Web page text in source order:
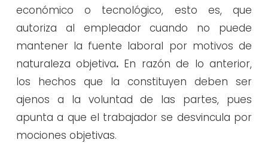
económico o tecnológico, esto es, que
autoriza al empleador cuando no puede
mantener la fuente laboral por motivos de
naturaleza objetiva. En razón de lo anterior,
los hechos que la constituyen deben ser
ajenos a la voluntad de las partes, pues
apunta a que el trabajador se desvincula por
mociones objetivas.